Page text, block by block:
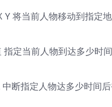
Y 将当前人物移动到指定
指定当前人物到达多少时
中断指定人物达多少时间